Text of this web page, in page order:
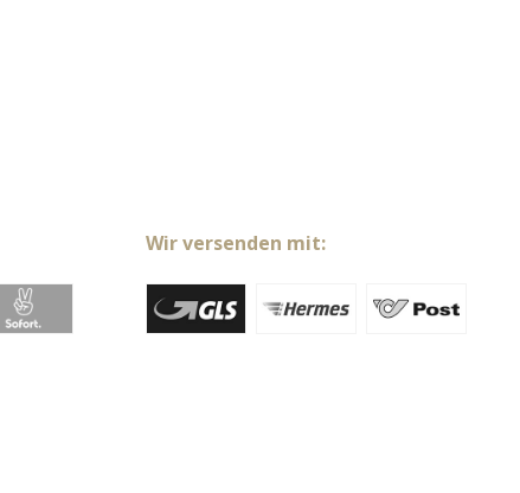
Wir versenden mit: